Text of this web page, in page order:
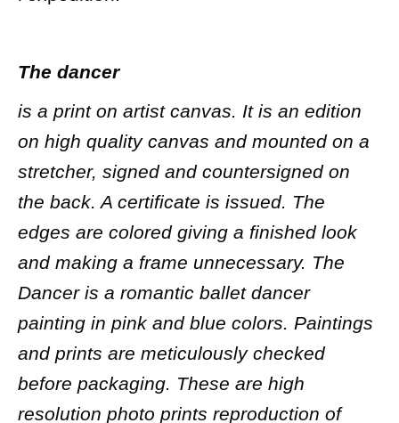
The dancer
is a print on artist canvas. It is an edition
on high quality canvas and mounted on a
stretcher, signed and countersigned on
the back. A certificate is issued. The
edges are colored giving a finished look
and making a frame unnecessary. The
Dancer is a romantic ballet dancer
painting in pink and blue colors. Paintings
and prints are meticulously checked
before packaging. These are high
resolution photo prints reproduction of